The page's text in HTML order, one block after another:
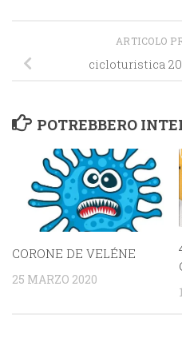
ARTICOLO
cicloturistica
POTREBBERO
CORONE DE VELÉNE
25 MARZO 2020